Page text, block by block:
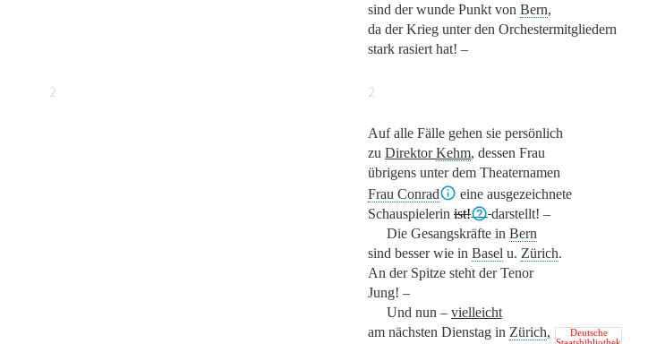
sind der wunde Punkt von Bern,
da der Krieg unter den Orchestermitgliedern
stark rasiert hat! –
2 2
Auf alle Fälle gehen sie persönlich
zu DirektorKehm, dessen Frau
übrigens unter dem Theaternamen
Frau Conrad
eine ausgezeichnete
Schauspielerin ist! darstellt! –
Die Gesangskräfte in Bern
sind besser wie in Basel u. Zürich.
An der Spitze steht der Tenor
Jung! –
Und nun – vielleicht
am nächsten Dienstag in Zürich,
Deutsche